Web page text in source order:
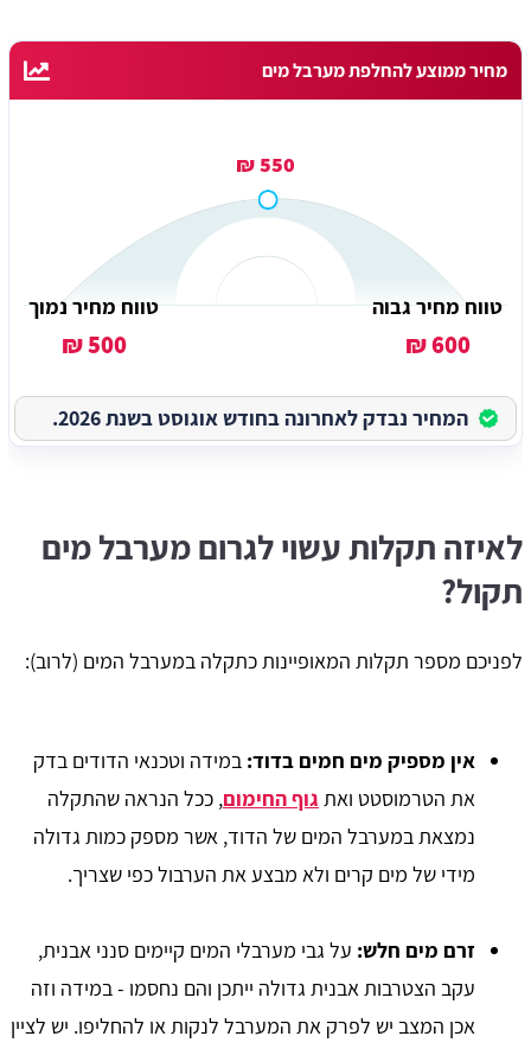
מחיר ממוצע להחלפת מערבל מים
550 ₪
טווח מחיר גבוה
600 ₪
טווח מחיר נמוך
500 ₪
המחיר נבדק לאחרונה בחודש אוגוסט בשנת 2026.
לאיזה תקלות עשוי לגרום מערבל מים
תקול?
לפניכם מספר תקלות המאופיינות כתקלה במערבל המים (לרוב):
אין מספיק מים חמים בדוד: במידה וטכנאי הדודים בדק
את הטרמוסטט ואת גוף החימום, ככל הנראה שהתקלה
נמצאת במערבל המים של הדוד, אשר מספק כמות גדולה
מידי של מים קרים ולא מבצע את הערבול כפי שצריך.
זרם מים חלש: על גבי מערבלי המים קיימים סנני אבנית,
עקב הצטרבות אבנית גדולה ייתכן והם נחסמו - במידה וזה
אכן המצב יש לפרק את המערבל לנקות או להחליפו. יש לציין